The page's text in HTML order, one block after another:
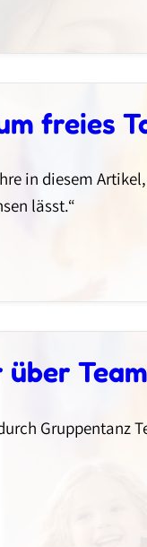
freies
in diesem
lässt.“
über